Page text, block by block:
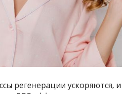
регенерации ускоряются,